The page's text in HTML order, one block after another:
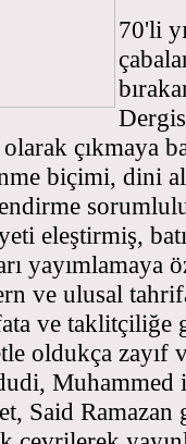
70'li
olarak çıkmaya
biçimi, dini
eleştirmiş,
yayımlamaya
ve ulusal
ve taklitçiliğe
oldukça zayıf
Said Ramazan